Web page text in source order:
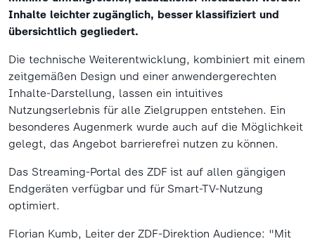
Inhalte leichter zugänglich, besser klassifiziert und
übersichtlich gegliedert.
Die technische Weiterentwicklung, kombiniert mit einem
zeitgemäßen Design und einer anwendergerechten
Inhalte-Darstellung, lassen ein intuitives
Nutzungserlebnis für alle Zielgruppen entstehen. Ein
besonderes Augenmerk wurde auch auf die Möglichkeit
gelegt, das Angebot barrierefrei nutzen zu können.
Das Streaming-Portal des ZDF ist auf allen gängigen
Endgeräten verfügbar und für Smart-TV-Nutzung
optimiert.
Florian Kumb, Leiter der ZDF-Direktion Audience: "Mit